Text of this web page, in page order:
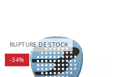
RUPTURE DE STOCK
-34%